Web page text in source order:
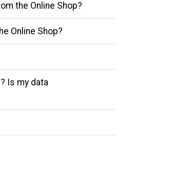
the Online Shop?
Online Shop?
Is my data